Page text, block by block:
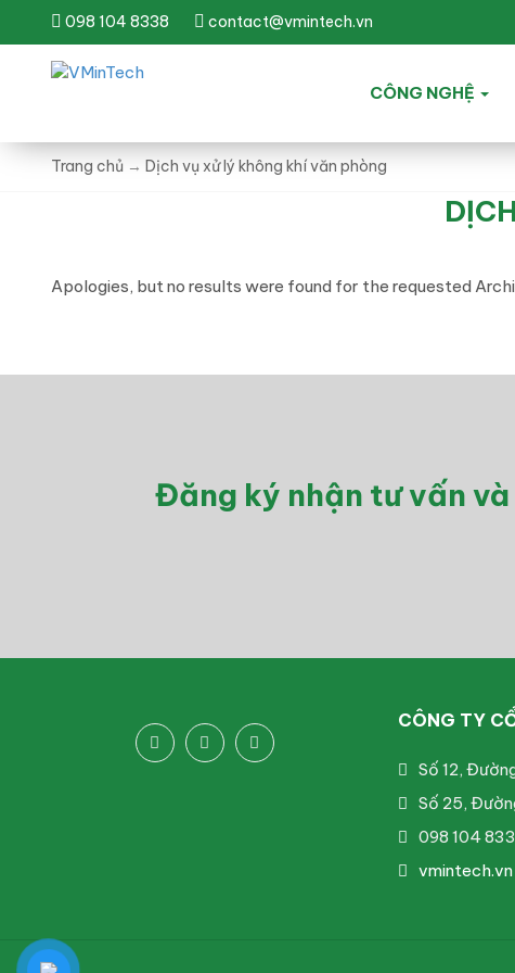
098 104 8338 contact@vmintech.vn
CÔNG NGHỆ
Trang chủ → Dịch vụ xử lý không khí văn phòng
Apologies, but no results were found for the requested
Đăng ký nhận tư vấn và
CÔNG TY
Số 12,
Số 25,
098 104
vmintech.vn